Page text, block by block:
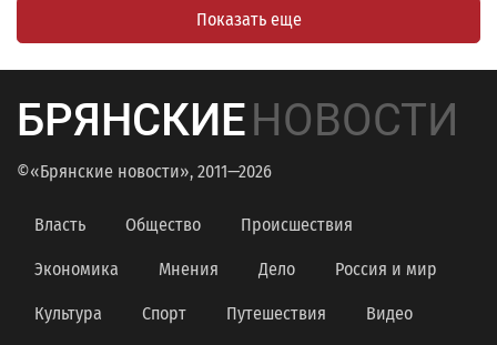
Показать еще
БРЯНСКИЕНОВОСТИ
©«Брянские новости», 2011—2026
Власть Общество Происшествия
Экономика Мнения Дело Россия и мир
Культура Спорт Путешествия Видео